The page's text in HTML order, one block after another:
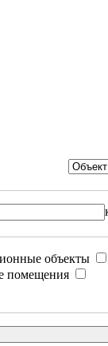
объекты
помещения